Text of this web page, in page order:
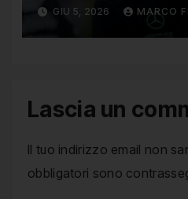
GIU 5, 2026 MARCO
Lascia un
Il tuo indirizzo email non
obbligatori sono